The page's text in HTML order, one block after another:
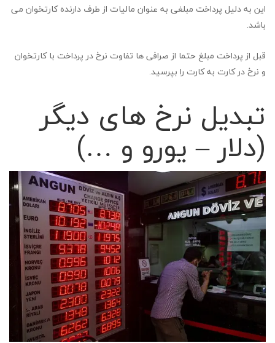
این به دلیل پرداخت مبلغی به عنوان مالیات از طرف دارنده کارتخوان می
باشد.
قبل از پرداخت مبلغ حتما از صرافی ها تفاوت نرخ در پرداخت با کارتخوان
و نرخ در کارت به کارت را بپرسید.
تبدیل نرخ های دیگر
(دلار – یورو و …)